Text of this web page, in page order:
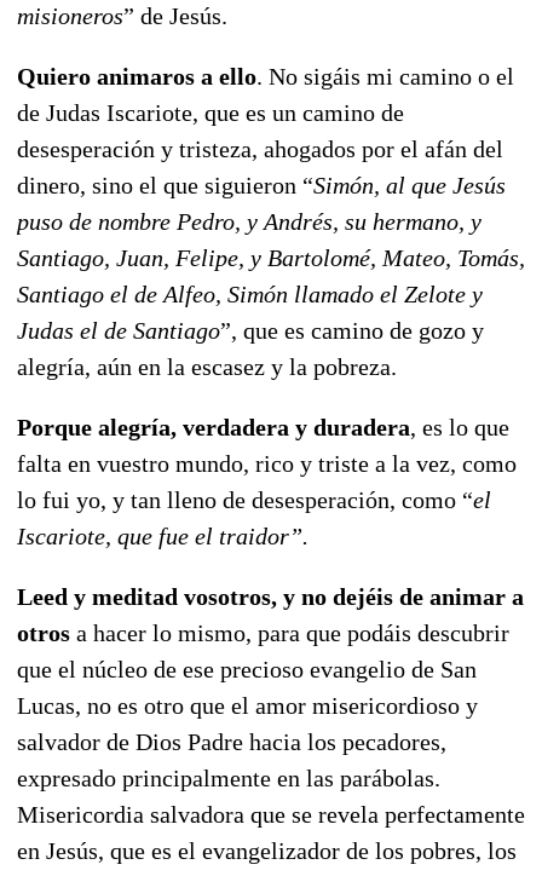
misioneros” de Jesús.
Quiero animaros a ello. No sigáis mi camino o el
de Judas Iscariote, que es un camino de
desesperación y tristeza, ahogados por el afán del
dinero, sino el que siguieron “Simón, al que Jesús
puso de nombre Pedro, y Andrés, su hermano, y
Santiago, Juan, Felipe, y Bartolomé, Mateo, Tomás,
Santiago el de Alfeo, Simón llamado el Zelote y
Judas el de Santiago”, que es camino de gozo y
alegría, aún en la escasez y la pobreza.
Porque alegría, verdadera y duradera, es lo que
falta en vuestro mundo, rico y triste a la vez, como
lo fui yo, y tan lleno de desesperación, como “el
Iscariote, que fue el traidor”.
Leed y meditad vosotros, y no dejéis de animar a
otros a hacer lo mismo, para que podáis descubrir
que el núcleo de ese precioso evangelio de San
Lucas, no es otro que el amor misericordioso y
salvador de Dios Padre hacia los pecadores,
expresado principalmente en las parábolas.
Misericordia salvadora que se revela perfectamente
en Jesús, que es el evangelizador de los pobres, los